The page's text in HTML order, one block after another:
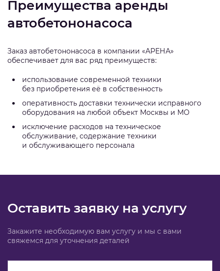
Преимущества аренды
автобетононасоса
Заказ автобетононасоса в компании «АРЕНА»
обеспечивает для вас ряд преимуществ:
использование современной техники
без приобретения её в собственность
оперативность доставки технически исправного
оборудования на любой объект Москвы и МО
исключение расходов на техническое
обслуживание, содержание техники
и обслуживающего персонала
Оставить заявку на услугу
Закажите необходимую вам услугу и мы с вами
свяжемся для уточнения деталей